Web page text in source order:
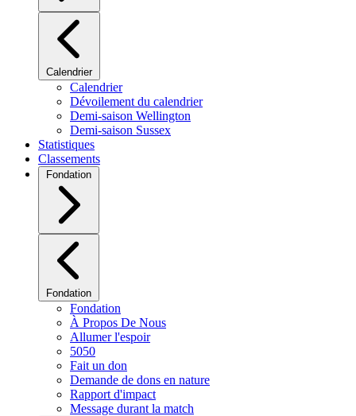
Calendrier
Calendrier
Dévoilement du calendrier
Demi-saison Wellington
Demi-saison Sussex
Statistiques
Classements
Fondation
Fondation
Fondation
À Propos De Nous
Allumer l'espoir
5050
Fait un don
Demande de dons en nature
Rapport d'impact
Message durant la match